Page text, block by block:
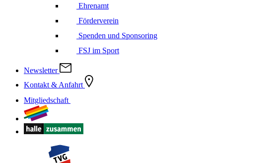
Ehrenamt
Förderverein
Spenden und Sponsoring
FSJ im Sport
Newsletter
Kontakt & Anfahrt
Mitgliedschaft